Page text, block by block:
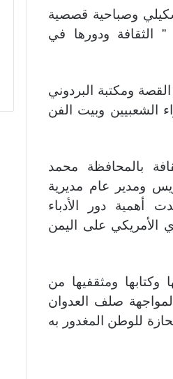
وصباحية قصصية
الثقافة ودورها في
ومكتبة البردوني
الشعبيين وبيت الفن
بالمحافظة محمد
ومدير عام مديرية
أهمية دور الأدباء
الأمريكي على اليمن
وكتابها ومثقفيها من
صلف العدوان
للوطن المغدور به
أزمة لقاحات الأطفال